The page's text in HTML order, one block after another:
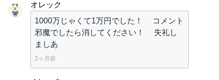
オレック
1000万じゃくて1万円でした！ コメント
邪魔でしたら消してください！ 失礼し
ましあ
2ヶ月前